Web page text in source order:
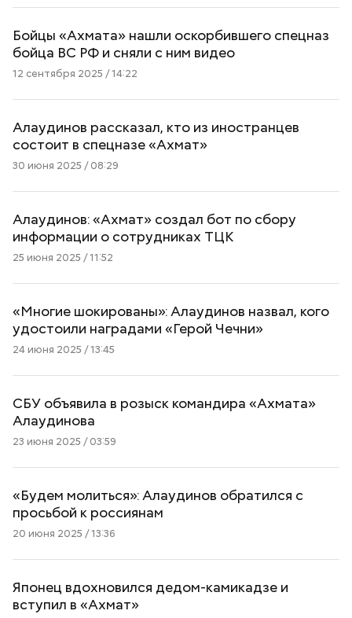
Бойцы «Ахмата» нашли оскорбившего спецназ
бойца ВС РФ и сняли с ним видео
12 сентября 2025 / 14:22
Алаудинов рассказал, кто из иностранцев
состоит в спецназе «Ахмат»
30 июня 2025 / 08:29
Алаудинов: «Ахмат» создал бот по сбору
информации о сотрудниках ТЦК
25 июня 2025 / 11:52
«Многие шокированы»: Алаудинов назвал, кого
удостоили наградами «Герой Чечни»
24 июня 2025 / 13:45
СБУ объявила в розыск командира «Ахмата»
Алаудинова
23 июня 2025 / 03:59
«Будем молиться»: Алаудинов обратился с
просьбой к россиянам
20 июня 2025 / 13:36
Японец вдохновился дедом-камикадзе и
вступил в «Ахмат»